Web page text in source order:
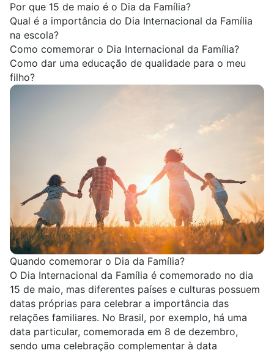
Por que 15 de maio é o Dia da Família?
Qual é a importância do Dia Internacional da Família
na escola?
Como comemorar o Dia Internacional da Família?
Como dar uma educação de qualidade para o meu
filho?
Quando comemorar o Dia da Família?
O Dia Internacional da Família é comemorado no dia
15 de maio, mas diferentes países e culturas possuem
datas próprias para celebrar a importância das
relações familiares. No Brasil, por exemplo, há uma
data particular, comemorada em 8 de dezembro,
sendo uma celebração complementar à data